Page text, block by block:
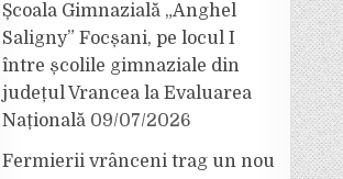
Școala Gimnazială „Anghel
Saligny” Focșani, pe locul I
între școlile gimnaziale din
județul Vrancea la Evaluarea
Națională 09/07/2026
Fermierii vrânceni trag un nou